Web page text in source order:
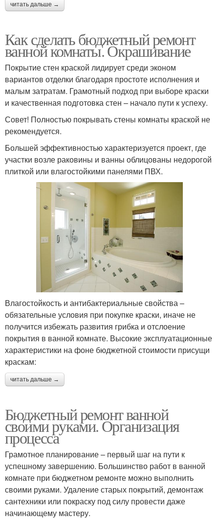
читать дальше →
Как сделать бюджетный ремонт
ванной комнаты. Окрашивание
Покрытие стен краской лидирует среди эконом
вариантов отделки благодаря простоте исполнения и
малым затратам. Грамотный подход при выборе краски
и качественная подготовка стен – начало пути к успеху.
Совет! Полностью покрывать стены комнаты краской не
рекомендуется.
Большей эффективностью характеризуется проект, где
участки возле раковины и ванны облицованы недорогой
плиткой или влагостойкими панелями ПВХ.
Влагостойкость и антибактериальные свойства –
обязательные условия при покупке краски, иначе не
получится избежать развития грибка и отслоение
покрытия в ванной комнате. Высокие эксплуатационные
характеристики на фоне бюджетной стоимости присущи
краскам:
читать дальше →
Бюджетный ремонт ванной
своими руками. Организация
процесса
Грамотное планирование – первый шаг на пути к
успешному завершению. Большинство работ в ванной
комнате при бюджетном ремонте можно выполнить
своими руками. Удаление старых покрытий, демонтаж
сантехники или покраску под силу провести даже
начинающему мастеру.